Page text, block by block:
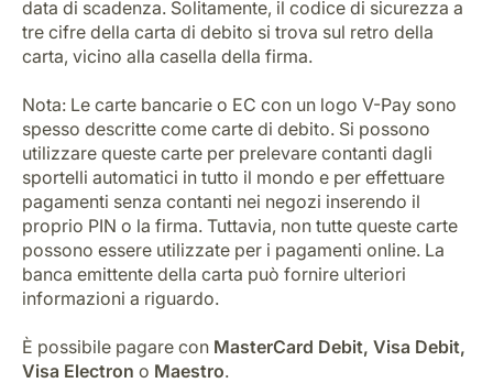
data di scadenza. Solitamente, il codice di sicurezza a
tre cifre della carta di debito si trova sul retro della
carta, vicino alla casella della firma.
Nota: Le carte bancarie o EC con un logo V-Pay sono
spesso descritte come carte di debito. Si possono
utilizzare queste carte per prelevare contanti dagli
sportelli automatici in tutto il mondo e per effettuare
pagamenti senza contanti nei negozi inserendo il
proprio PIN o la firma. Tuttavia, non tutte queste carte
possono essere utilizzate per i pagamenti online. La
banca emittente della carta può fornire ulteriori
informazioni a riguardo.
È possibile pagare con MasterCard Debit, Visa Debit,
Visa Electron o Maestro.